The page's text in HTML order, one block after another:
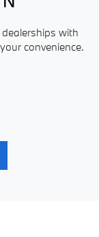
with
convenience.